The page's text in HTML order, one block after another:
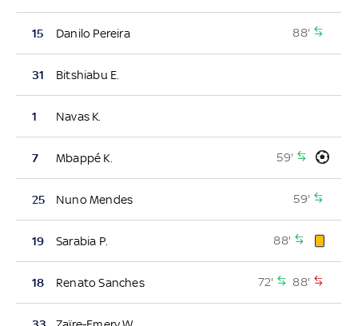
15 Danilo Pereira 88'
31 Bitshiabu E.
1 Navas K.
7 Mbappé K. 59'
25 Nuno Mendes 59'
19 Sarabia P. 88'
18 Renato Sanches 72' 88'